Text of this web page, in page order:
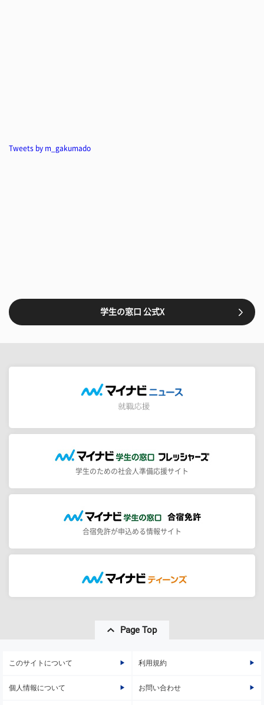
Tweets by m_gakumado
学生の窓口 公式X
学生のための社会人準備応援サイト
合宿免許が申込める情報サイト
Page Top
このサイトについて 利用規約
個人情報について お問い合わせ